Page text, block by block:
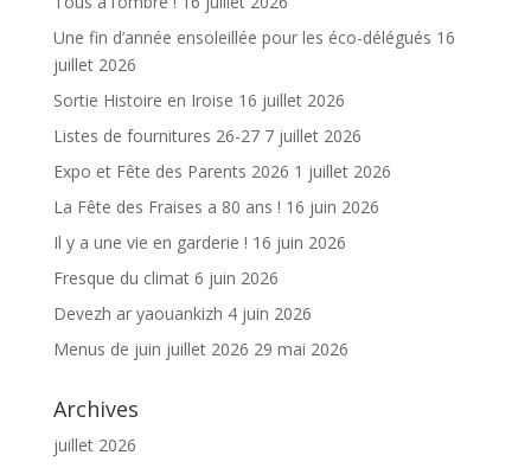
Une fin d’année ensoleillée pour les éco-délégués 16
juillet 2026
Sortie Histoire en Iroise 16 juillet 2026
Listes de fournitures 26-27 7 juillet 2026
Expo et Fête des Parents 2026 1 juillet 2026
La Fête des Fraises a 80 ans ! 16 juin 2026
Il y a une vie en garderie ! 16 juin 2026
Fresque du climat 6 juin 2026
Devezh ar yaouankizh 4 juin 2026
Menus de juin juillet 2026 29 mai 2026
Archives
juillet 2026